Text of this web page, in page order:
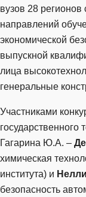
вузов 28
направлений
экономической
выпускной
лица
генеральные
Участниками
государственного
Гагарина Ю.А. –
химическая
института) и
безопасность